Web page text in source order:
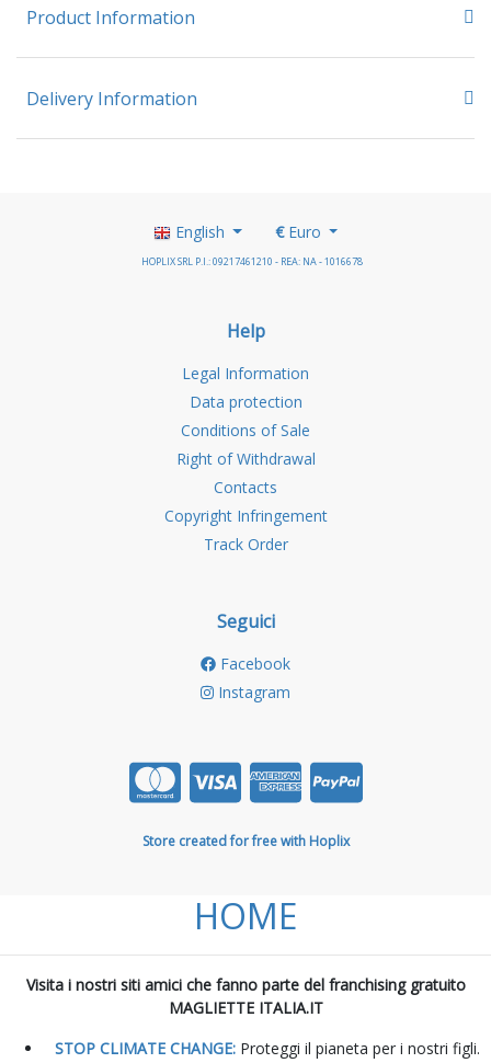
Product Information
Delivery Information
English €Euro
HOPLIX SRL P.I.: 09217461210 - REA: NA - 1016678
Help
Legal Information
Data protection
Conditions of Sale
Right of Withdrawal
Contacts
Copyright Infringement
Track Order
Seguici
Facebook
Instagram
Store created for free with Hoplix
HOME
Visita i nostri siti amici che fanno parte del franchising gratuito
MAGLIETTE ITALIA.IT
STOP CLIMATE CHANGE: Proteggi il pianeta per i nostri figli.